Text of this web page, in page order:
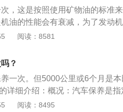
，这是按照使用矿物油的标准来
油的性能会有衰减，为了发动
去做保养。汽车首保：部分厂商
免错过首保而影响汽车三保的问
更换发动机机油、机油滤清器、
、制动液等。不过并不是每一
之外，保养还涉及到发动机、
车身、轮胎多个系统数十个项目
阅读：8581
？
一次。但5000公里或6个月是
详细介绍：概况：汽车保养是
滑、调整或更换某些零件的预防
阅读：8495